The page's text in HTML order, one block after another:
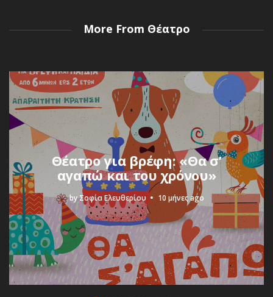
More From Θέατρο
Θέατρο για βρέφη: «Θα σ’
αγαπώ και του χρόνου»
byΣοφία Ελευθερίου 10 μήνες ago